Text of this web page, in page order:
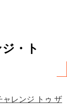
・ト
ャレンジ トゥ ザ